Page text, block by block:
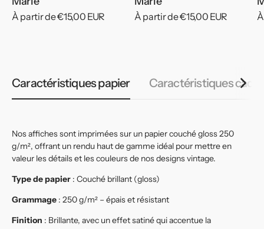
Prix
À partir de €15,00 EUR
Prix
À partir de €15,00 EUR
Caractéristiques papier Caractéristiques cadre
Nos affiches sont imprimées sur un papier couché gloss 250
g/m², offrant un rendu haut de gamme idéal pour mettre en
valeur les détails et les couleurs de nos designs vintage.
Type de papier : Couché brillant (gloss)
Grammage : 250 g/m² – épais et résistant
Finition : Brillante, avec un effet satiné qui accentue la